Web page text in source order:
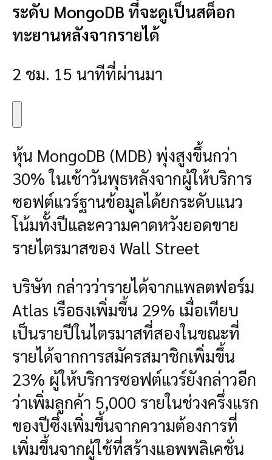
ระดับ MongoDB ที่จะดูเป็นสต็อก
ทะยานหลังจากรายได้
2 ชม. 15 นาทีที่ผ่านมา
หุ้น MongoDB (MDB) พุ่งสูงขึ้นกว่า
30% ในเช้าวันพุธหลังจากผู้ให้บริการ
ซอฟต์แวร์ฐานข้อมูลได้ยกระดับแนว
โน้มทั้งปีและความคาดหวังยอดขาย
รายไตรมาสของ Wall Street
บริษัท กล่าวว่ารายได้จากแพลตฟอร์ม
Atlas เรือธงเพิ่มขึ้น 29% เมื่อเทียบ
เป็นรายปีในไตรมาสที่สองในขณะที่
รายได้จากการสมัครสมาชิกเพิ่มขึ้น
23% ผู้ให้บริการซอฟต์แวร์ยังกล่าวอีก
ว่าเพิ่มลูกค้า 5,000 รายในช่วงครึ่งแรก
ของปีซึ่งเพิ่มขึ้นจากความต้องการที่
เพิ่มขึ้นจากผู้ใช้ที่สร้างแอพพลิเคชั่น